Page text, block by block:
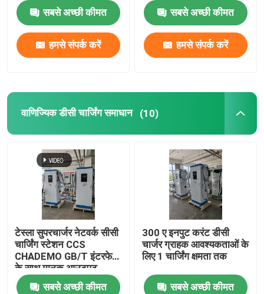
सबसे अच्छी कीमत
हमसे संपर्क करें
सबसे अच्छी कीमत
हमसे संपर्क करें
वाणिज्यिक डीसी चार्जिंग समाधान (10)
टेस्ला सुपरचार्जर नेटवर्क सीसी
चार्जिंग स्टेशन CCS
CHADEMO GB/T इंटरफेस
के साथ मानक आउटपुट
वोल्टेज 200-1000V
सबसे अच्छी कीमत
300 ए इनपुट करंट डीसी
चार्जर ग्राहक आवश्यकताओं के
लिए 1 चार्जिंग क्षमता तक
सबसे अच्छी कीमत